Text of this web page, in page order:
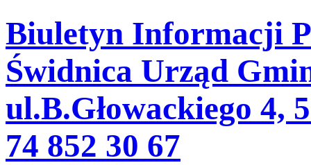
Biuletyn Informacji
Świdnica Urząd
ul.B.Głowackiego 4,
74 852 30 67